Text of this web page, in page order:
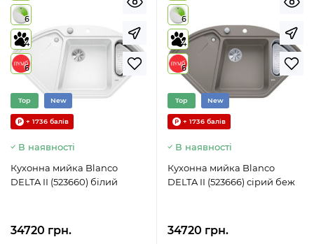
6
4
6
Top New
+ 1736 балів
В наявності
Кухонна мийка Blanco
DELTA II (523660) білий
34720 грн.
6
4
6
Top New
+ 1736 балів
В наявності
Кухонна мийка Blanco
DELTA II (523666) сірий беж
34720 грн.